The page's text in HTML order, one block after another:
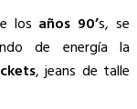
los años 90’s, se
de energía la
, jeans de talle